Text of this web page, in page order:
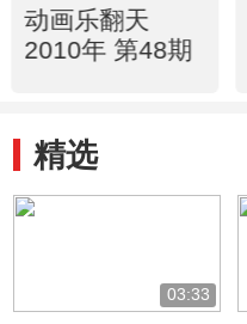
动画乐翻天
2010年 第48期
精选
03:33